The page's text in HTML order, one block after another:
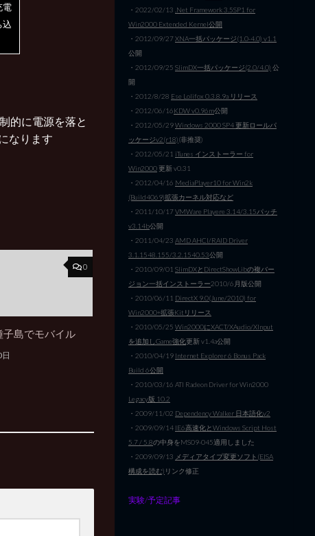
電
込
的に電源を落と
なります
0
子島でモバイル
・2022/02/13 .Net Framework 3.5SP1 for
Win2000 Extended Kernel公開
・2012/09/27XNA一括パッケージ(1.0-4.0) v1.1
公開
・2012/09/25 SlimDX一括パッケージ(2.0/4.0) 公
開
・2012/8/28 Ese Lolifox 0.3.8.9a リリース
・2012/06/16KDW v0.96m公開
・2012/05/29Windows 2000 SP4 更新ロールパ
ッケージv2(r18)(非推奨)
・2012/05/21 iTunes インストーラー for
Win2000更新 v0.31
・2012/04/16 MediaPlayer10 for Win2k
(Build4069)拡張カーネル対応など
・2011/10/17VMWare Playere 3.14/3.15パッチ
v3.14b公開
・2011/04/23 AMD AHCI/RAID Driver
3.1.1548.155/3.2.1540.53公開
・2010/09/01 SlimDXとDirectShowLibの複バー
ジョン一括インストーラー2010/6月版公開
・2010/06/11 DirectX 9.0(June/2010) for
Win2000+拡張Kitリリース
・2010/05/25 Win2000にXACT/XAudio/XInput
を追加しGame強化更新 v1.4a公開
・2010/04/19 Internet Explorer 6 Bonus Pack
Build 6公開
・2010/03/16 ATI Radeon Driver for Win2000
Legacy版 10.2
・2009/11/02 Dependency Walker 日本語化v2
・2009/09/14 IE6高速化とWindows Script Host
5.7 / 5.8の中身をMS09-045適用しました
・2009/09/13 メディアタイプ変更ソフト(EISA
構成を読む) リンク修正
実験/予定記事